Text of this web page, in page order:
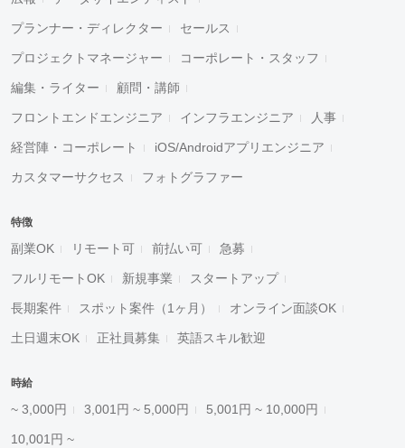
プランナー・ディレクター セールス
プロジェクトマネージャー コーポレート・スタッフ
編集・ライター 顧問・講師
フロントエンドエンジニア インフラエンジニア 人事
経営陣・コーポレート iOS/Androidアプリエンジニア
カスタマーサクセス フォトグラファー
特徴
副業OK リモート可 前払い可 急募
フルリモートOK 新規事業 スタートアップ
長期案件 スポット案件（1ヶ月） オンライン面談OK
土日週末OK 正社員募集 英語スキル歓迎
時給
~ 3,000円 3,001円 ~ 5,000円 5,001円 ~ 10,000円
10,001円 ~